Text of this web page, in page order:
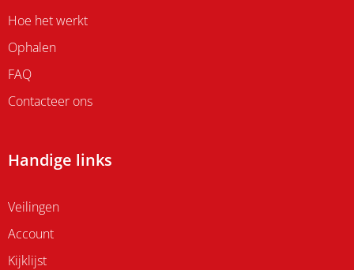
Hoe het werkt
Ophalen
FAQ
Contacteer ons
Handige links
Veilingen
Account
Kijklijst